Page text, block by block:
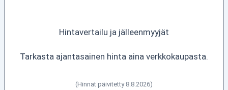
Hintavertailu ja jälleenmyyjät
Tarkasta ajantasainen hinta aina verkkokaupasta.
(Hinnat päivitetty 8.8.2026)